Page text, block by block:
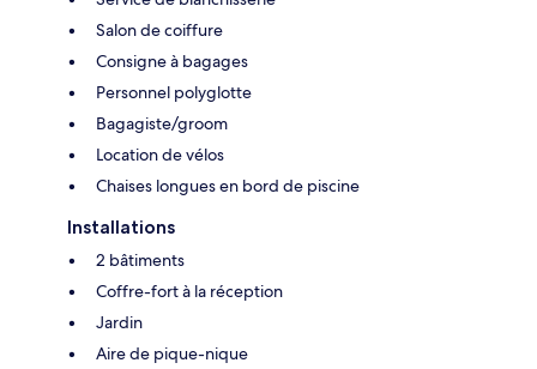
Salon de coiffure
Consigne à bagages
Personnel polyglotte
Bagagiste/groom
Location de vélos
Chaises longues en bord de piscine
Installations
2 bâtiments
Coffre-fort à la réception
Jardin
Aire de pique-nique